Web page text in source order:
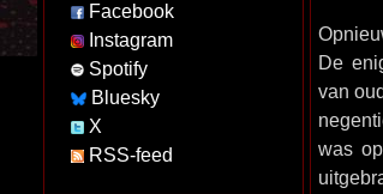
Facebook
Instagram
Spotify
Bluesky
X
RSS-feed
De
van
was